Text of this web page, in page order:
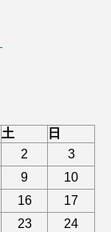
土
日
2
3
9
10
16
17
23
24